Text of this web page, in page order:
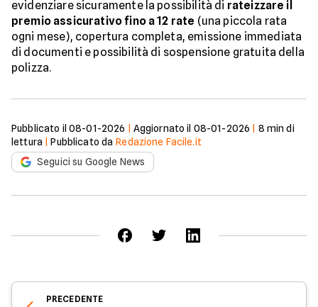
evidenziare sicuramente la possibilità di rateizzare il
premio assicurativo fino a 12 rate (una piccola rata
ogni mese), copertura completa, emissione immediata
di documenti e possibilità di sospensione gratuita della
polizza.
Pubblicato il 08-01-2026 Aggiornato il 08-01-2026 8 min di
lettura |Pubblicato da Redazione Facile.it
Seguici su Google News
PRECEDENTE